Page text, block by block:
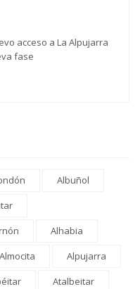
con la comarca
acceso a La Alpujarra
fase
Albuñol
Alhabia
Almocita
Alpujarra
Atalbeitar